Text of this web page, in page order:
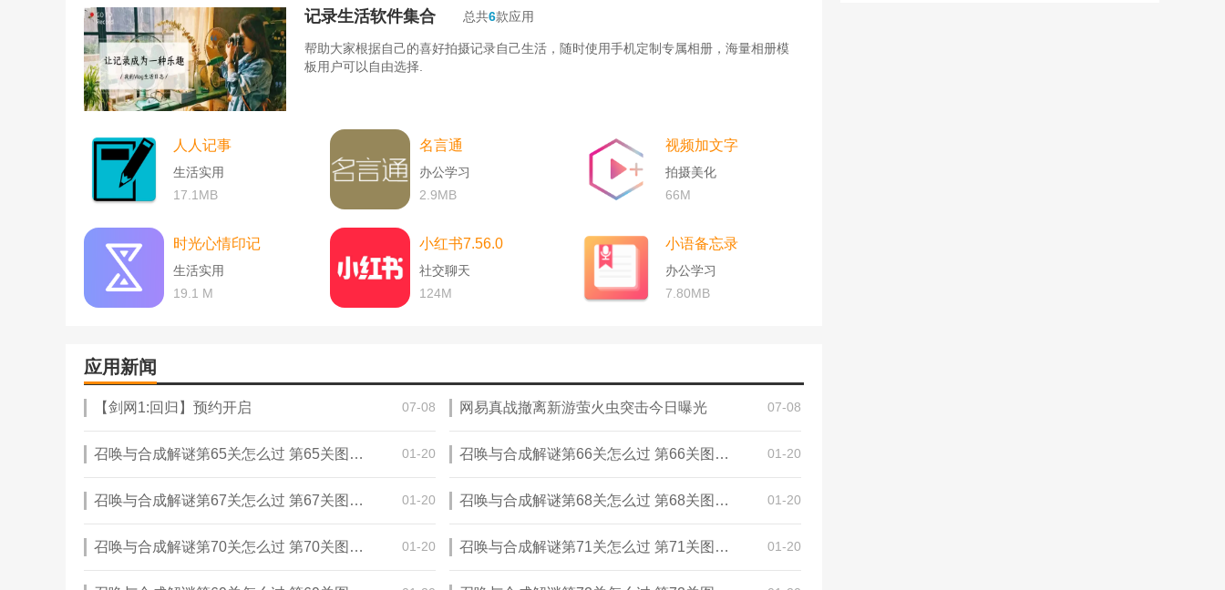
记录生活软件集合 总共6款应用
帮助大家根据自己的喜好拍摄记录自己生活，随时使用手机定制专属相册，海量相册模
板用户可以自由选择.
人人记事
生活实用
17.1MB
名言通
办公学习
2.9MB
视频加文字
拍摄美化
66M
时光心情印记
生活实用
19.1 M
小红书7.56.0
社交聊天
124M
小语备忘录
办公学习
7.80MB
应用新闻
【剑网1:回归】预约开启 07-08 网易真战撤离新游萤火虫突击今日曝光 07-08
召唤与合成解谜第65关怎么过 第65关图文通关攻略 01-20 召唤与合成解谜第66关怎么过 第66关图文通关攻略 01-20
召唤与合成解谜第67关怎么过 第67关图文通关攻略 01-20 召唤与合成解谜第68关怎么过 第68关图文通关攻略 01-20
召唤与合成解谜第70关怎么过 第70关图文通关攻略 01-20 召唤与合成解谜第71关怎么过 第71关图文通关攻略 01-20